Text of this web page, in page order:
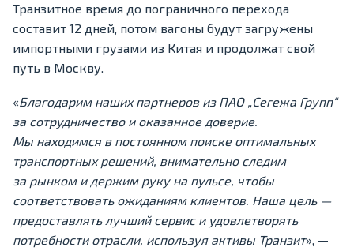
Транзитное время до пограничного перехода
составит 12 дней, потом вагоны будут загружены
импортными грузами из Китая и продолжат свой
путь в Москву.
«Благодарим наших партнеров из ПАО „Сегежа Групп“
за сотрудничество и оказанное доверие.
Мы находимся в постоянном поиске оптимальных
транспортных решений, внимательно следим
за рынком и держим руку на пульсе, чтобы
соответствовать ожиданиям клиентов. Наша цель —
предоставлять лучший сервис и удовлетворять
потребности отрасли, используя активы Транзит», —